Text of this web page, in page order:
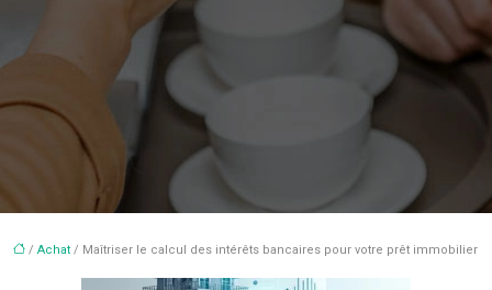
/ Achat / Maîtriser le calcul des intérêts bancaires pour votre prêt immobilier